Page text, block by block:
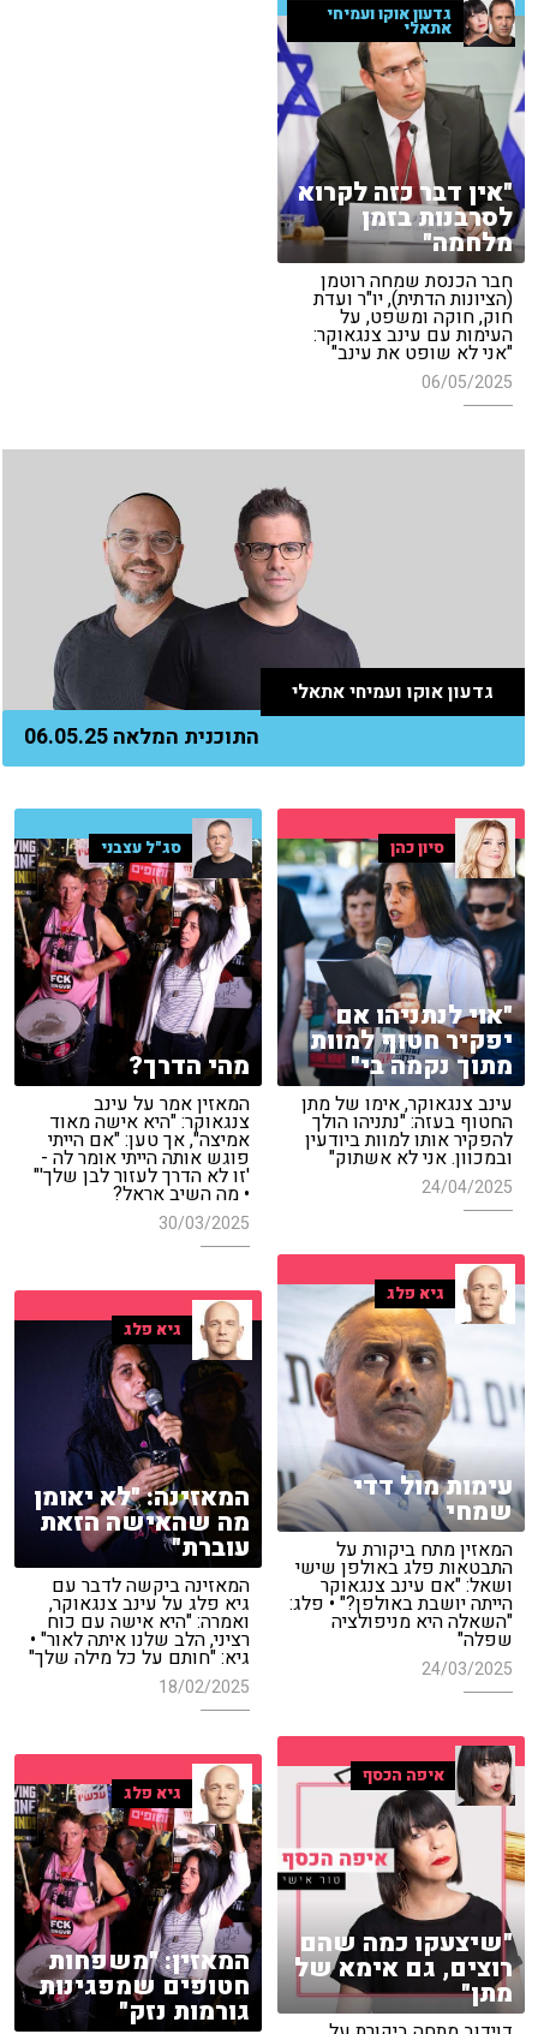
גדעון אוקו ועמיחי
אתאלי
"אין דבר כזה לקרוא
לסרבנות בזמן
מלחמה"
חבר הכנסת שמחה רוטמן
(הציונות הדתית), יו"ר ועדת
חוק, חוקה ומשפט, על
העימות עם עינב צנגאוקר:
"אני לא שופט את עינב"
06/05/2025
גדעון אוקו ועמיחי אתאלי
התוכנית המלאה 06.05.25
סיון כהן
"אוי לנתניהו אם
יפקיר חטוף למוות
מתוך נקמה בי"
עינב צנגאוקר, אימו של מתן
החטוף בעזה: "נתניהו הולך
להפקיר אותו למוות ביודעין
ובמכוון. אני לא אשתוק"
24/04/2025
סג"ל עצבני
מהי הדרך?
המאזין אמר על עינב
צנגאוקר: "היא אישה מאוד
אמיצה", אך טען: "אם הייתי
פוגש אותה הייתי אומר לה -
'זו לא הדרך לעזור לבן שלך'"
• מה השיב אראל?
30/03/2025
גיא פלג
עימות מול דדי
שמחי
המאזין מתח ביקורת על
התבטאות פלג באולפן שישי
ושאל: "אם עינב צנגאוקר
הייתה יושבת באולפן?" • פלג:
"השאלה היא מניפולציה
שפלה"
24/03/2025
גיא פלג
המאזינה: "לא יאומן
מה שהאישה הזאת
עוברת"
המאזינה ביקשה לדבר עם
גיא פלג על עינב צנגאוקר,
ואמרה: "היא אישה עם כוח
רציני, הלב שלנו איתה לאור" •
גיא: "חותם על כל מילה שלך"
18/02/2025
איפה הכסף
"שיצעקו כמה שהם
רוצים, גם אימא של
מתן"
גיא פלג
המאזין: "משפחות
חטופים שמפגינות
גורמות נזק"